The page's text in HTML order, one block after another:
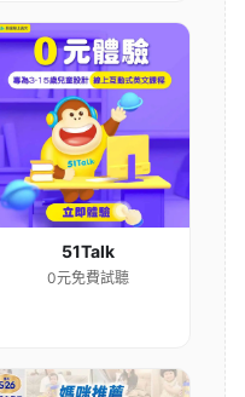
51Talk
0元免費試聽